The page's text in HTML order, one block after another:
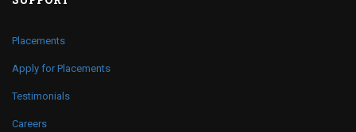
Placements
Apply for Placements
Testimonials
Careers